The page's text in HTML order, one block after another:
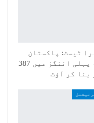
ٹیسٹ: پاکستان
ٹیم پہلی اننگز میں 387
بنا کر آؤٹ